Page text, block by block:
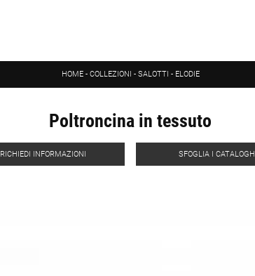
HOME- COLLEZIONI - SALOTTI - ELODIE
Poltroncina in tessuto
RICHIEDI INFORMAZIONI SFOGLIA I CATALOGHI